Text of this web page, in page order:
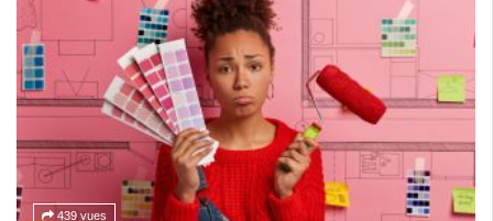
439 vues